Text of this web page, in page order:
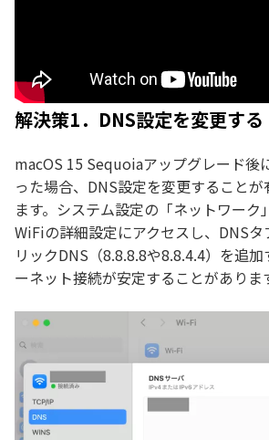
解決策1．DNS設定を変更する
macOS 15 Sequoiaアップグレード後
った場合、DNS設定を変更することが
ます。システム設定の「ネットワーク
WiFiの詳細設定にアクセスし、DNS
リックDNS（8.8.8.8や8.8.4.4）を追
ーネット接続が安定することがありま